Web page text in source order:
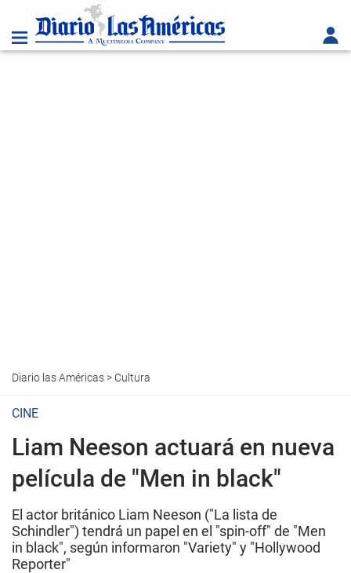
Diario las Américas> Cultura
CINE
Liam Neeson actuará en nueva
película de "Men in black"
El actor británico Liam Neeson ("La lista de
Schindler") tendrá un papel en el "spin-off" de "Men
in black", según informaron "Variety" y "Hollywood
Reporter"